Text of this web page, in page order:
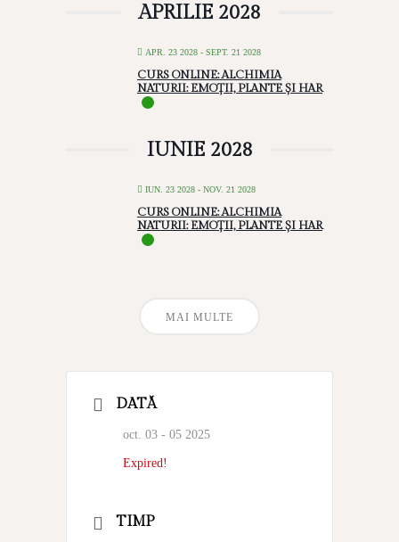
APRILIE 2028
APR. 23 2028 - SEPT. 21 2028
CURS ONLINE: ALCHIMIA
NATURII: EMOȚII, PLANTE ȘI HAR
IUNIE 2028
IUN. 23 2028 - NOV. 21 2028
CURS ONLINE: ALCHIMIA
NATURII: EMOȚII, PLANTE ȘI HAR
MAI MULTE
DATĂ
oct. 03 - 05 2025
Expired!
TIMP